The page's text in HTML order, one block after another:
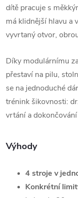
dítě pracuje s
má klidnější hlavu a
vyvrtaný otvor,
Díky modulárnímu
přestaví na pilu,
se na jednoduché
trénink šikovnosti:
vrtání a
Výhody
4 stroje v
Konkrétní